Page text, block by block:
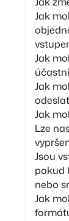
Jak
Jak
Jak
Jak
Lze
Jsou
pokud
nebo
Jak